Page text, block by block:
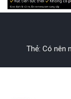
Thẻ: Có nên